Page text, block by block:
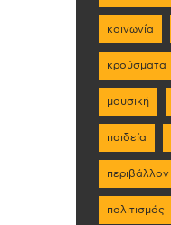
κοινωνία
κρούσματα
μουσική
παιδεία
περιβάλλον
πολιτισμός